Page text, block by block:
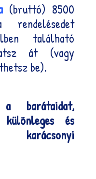
(bruttó) 8500
található
át (vagy
be).
barátaidat,
és
karácsonyi